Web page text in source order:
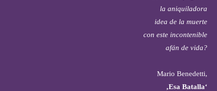
la aniquiladora
idea de la muerte
con este incontenible
afán de vida?
Mario Benedetti,
‚Esa Batalla‘